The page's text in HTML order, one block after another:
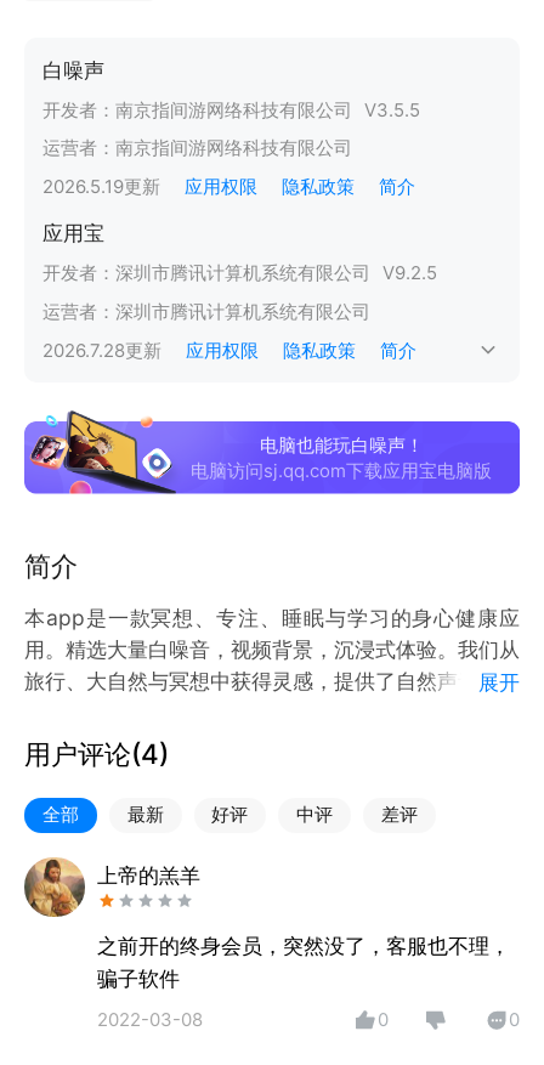
白噪声
开发者： 南京指间游网络科技有限公司 V3.5.5
运营者： 南京指间游网络科技有限公司
2026.5.19更新 应用权限 隐私政策 简介
应用宝
开发者： 深圳市腾讯计算机系统有限公司 V9.2.5
运营者： 深圳市腾讯计算机系统有限公司
2026.7.28更新 应用权限 隐私政策 简介
电脑也能玩白噪声！
电脑访问sj.qq.com下载应用宝电脑版
简介
本app是一款冥想、专注、睡眠与学习的身心健康应
用。精选大量白噪音，视频背景，沉浸式体验。我们从
旅行、大自然与冥想中获得灵感，提供了自然声音、潮
抽离，进入另一个平和安静的时空——减少焦虑与压
力、保持专注平静、冥想片刻放松思绪，获得更好的睡
眠。
展开
用户评论(4)
全部 最新 好评 中评 差评
上帝的羔羊
之前开的终身会员，突然没了，客服也不理，
骗子软件
2022-03-08 0 0